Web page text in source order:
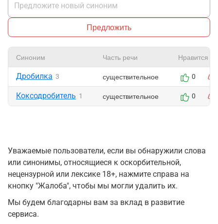
Предложить
Синоним Часть речи Нравится
Дробилка 3 существительное 0
Коксодробитель 1 существительное 0
Уважаемые пользователи, если вы обнаружили слова
или синонимы, относящиеся к оскорбительной,
нецензурной или лексике 18+, нажмите справа на
кнопку "Жалоба", чтобы мы могли удалить их.
Мы будем благодарны вам за вклад в развитие
сервиса.